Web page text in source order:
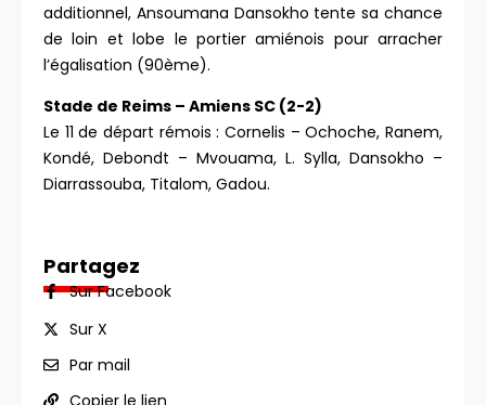
additionnel, Ansoumana Dansokho tente sa chance
de loin et lobe le portier amiénois pour arracher
l’égalisation (90ème).
Stade de Reims – Amiens SC (2-2)
Le 11 de départ rémois : Cornelis – Ochoche, Ranem,
Kondé, Debondt – Mvouama, L. Sylla, Dansokho –
Diarrassouba, Titalom, Gadou.
Partagez
Sur Facebook
Sur X
Par mail
Copier le lien